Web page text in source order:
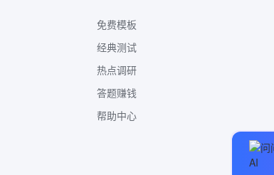
免费模板
经典测试
热点调研
答题赚钱
帮助中心